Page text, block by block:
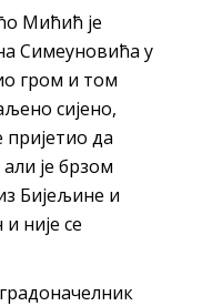
саобраћаја 6. и
- Вера
Мићић је
Симеуновића у
гром и том
сијено,
да
је брзом
Бијељине и
није се